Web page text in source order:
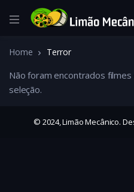
Home Terror
Não foram encontrados
seleção.
© 2024, Limão Mecânico.